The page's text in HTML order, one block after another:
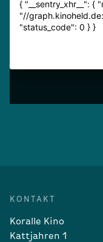
KONTAKT
Koralle Kino
Kattjahren 1